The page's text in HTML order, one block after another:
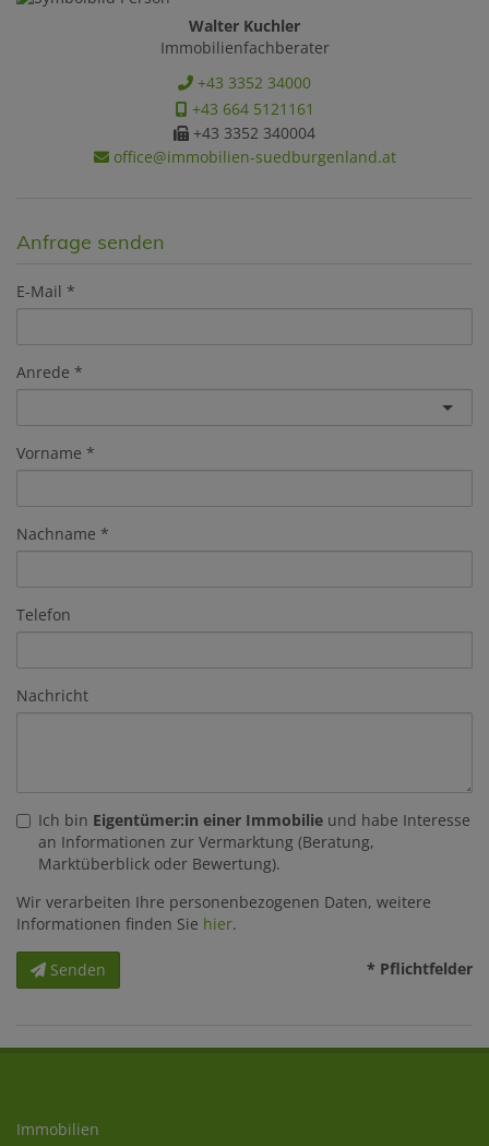
Walter Kuchler
Immobilienfachberater
+43 3352 34000
+43 664 5121161
+43 3352 340004
office@immobilien-suedburgenland.at
Anfrage senden
E-Mail
Anrede
Vorname
Nachname
Telefon
Nachricht
Ich bin Eigentümer:in einer Immobilie und habe Interesse
an Informationen zur Vermarktung (Beratung,
Marktüberblick oder Bewertung).
Wir verarbeiten Ihre personenbezogenen Daten, weitere
Informationen finden Sie hier.
Senden * Pflichtfelder
Immobilien